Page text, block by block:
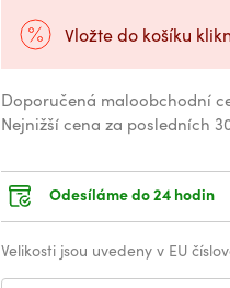
Vložte do košíku
Doporučená maloobchodní
Nejnižší cena za posledních
Odesíláme do 24 hodin
Velikosti jsou uvedeny v EU